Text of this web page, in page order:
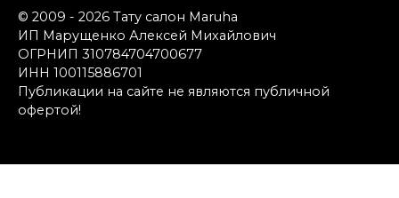
© 2009 - 2026 Тату салон Maruha
ИП Марущенко Алексей Михайлович
ОГРНИП 310784704700677
ИНН 100115886701
Публикации на сайте не являются публичной
офертой!